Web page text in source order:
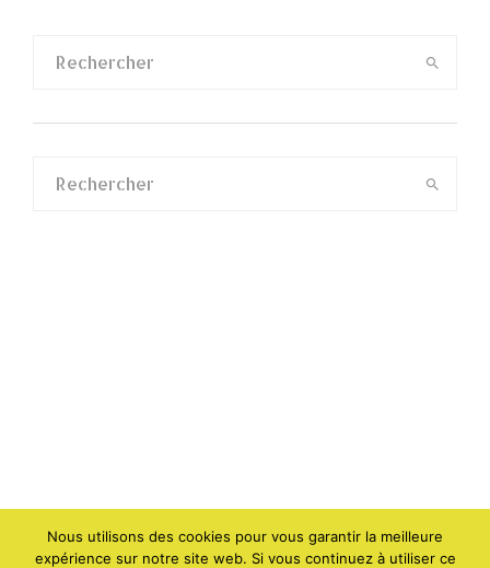
Nous utilisons des cookies pour vous garantir la meilleure
expérience sur notre site web. Si vous continuez à utiliser ce